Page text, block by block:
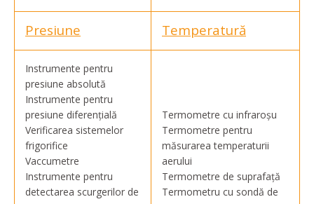
Presiune Temperatură
Instrumente pentru
presiune absolută
Instrumente pentru
presiune diferențială
Verificarea sistemelor
frigorifice
Vaccumetre
Instrumente pentru
detectarea scurgerilor de
Termometre cu infraroșu
Termometre pentru
măsurarea temperaturii
aerului
Termometre de suprafață
Termometru cu sondă de